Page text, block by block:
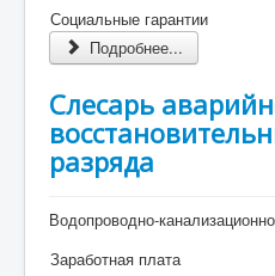
Социальные гарантии
Подробнее...
Слесарь
paзpяда
Водопроводно-
Заработная плата